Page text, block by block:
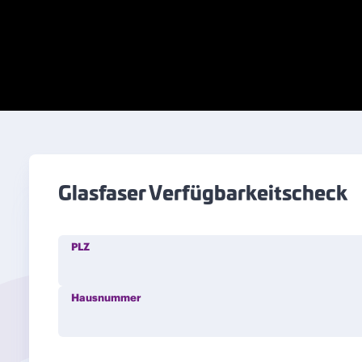
Glasfaser Verfügbarkeitscheck
PLZ
Hausnummer